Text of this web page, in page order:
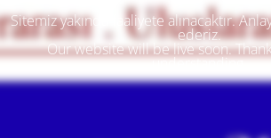
Sitemiz yakında faaliyete alınacaktır.
ederiz.
Our website will be live soon.
understanding.